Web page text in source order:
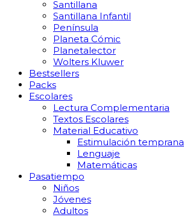
Santillana
Santillana Infantil
Península
Planeta Cómic
Planetalector
Wolters Kluwer
Bestsellers
Packs
Escolares
Lectura Complementaria
Textos Escolares
Material Educativo
Estimulación temprana
Lenguaje
Matemáticas
Pasatiempo
Niños
Jóvenes
Adultos